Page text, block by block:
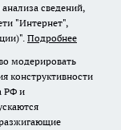
сведений,
"Интернет",
Подробнее
модерировать
конструктивности
РФ и